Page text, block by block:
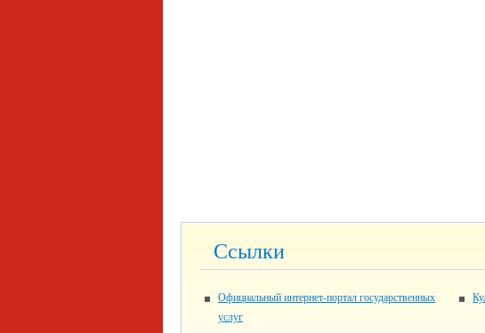
Ссылки
Официальный интернет-портал государственных
услуг